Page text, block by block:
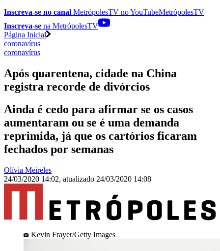
Inscreva-se no canal MetrópolesTV noYouTubeMetrópolesTV
Inscreva-se na MetrópolesTV
Página Inicial
coronavírus
coronavírus
Após quarentena, cidade na China
registra recorde de divórcios
Ainda é cedo para afirmar se os casos
aumentaram ou se é uma demanda
reprimida, já que os cartórios ficaram
fechados por semanas
Olívia Meireles
24/03/2020 14:02, atualizado 24/03/2020 14:08
Kevin Frayer/Getty Images